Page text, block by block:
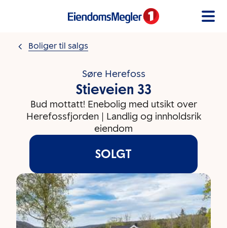
Boliger til salgs
Søre Herefoss
Stieveien 33
Bud mottatt! Enebolig med utsikt over
Herefossfjorden | Landlig og innholdsrik
eiendom
SOLGT